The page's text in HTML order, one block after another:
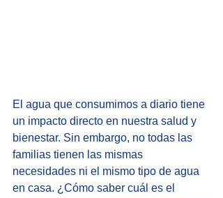
El agua que consumimos a diario tiene
un impacto directo en nuestra salud y
bienestar. Sin embargo, no todas las
familias tienen las mismas
necesidades ni el mismo tipo de agua
en casa. ¿Cómo saber cuál es el